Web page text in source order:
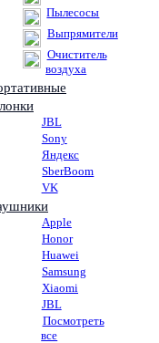
Пылесосы
Выпрямители
Очиститель
воздуха
JBL
Sony
Яндекс
SberBoom
VK
Apple
Honor
Huawei
Samsung
Xiaomi
JBL
Посмотреть
все